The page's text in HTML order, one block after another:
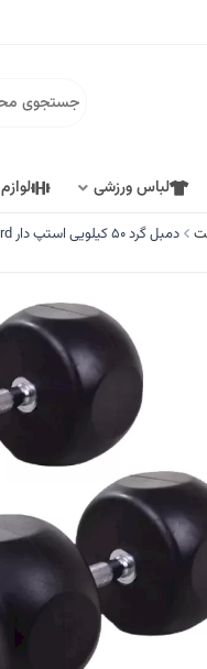
لباس ورزشی
دمبل گرد 50 کیلویی استپ دار Record بسته 2 عددی